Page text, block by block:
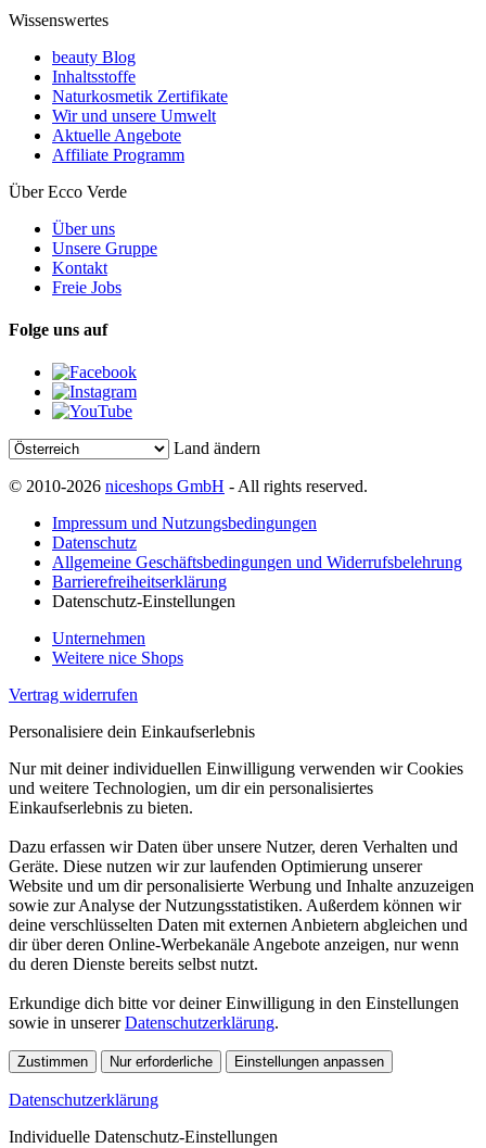
Wissenswertes
beauty Blog
Inhaltsstoffe
Naturkosmetik Zertifikate
Wir und unsere Umwelt
Aktuelle Angebote
Affiliate Programm
Über Ecco Verde
Über uns
Unsere Gruppe
Kontakt
Freie Jobs
Folge uns auf
Land ändern
© 2010-2026 niceshops GmbH - All rights reserved.
Impressum und Nutzungsbedingungen
Datenschutz
Allgemeine Geschäftsbedingungen und Widerrufsbelehrung
Barrierefreiheitserklärung
Datenschutz-Einstellungen
Unternehmen
Weitere nice Shops
Vertrag widerrufen
Personalisiere dein Einkaufserlebnis
Nur mit deiner individuellen Einwilligung verwenden wir Cookies
und weitere Technologien, um dir ein personalisiertes
Einkaufserlebnis zu bieten.
Dazu erfassen wir Daten über unsere Nutzer, deren Verhalten und
Geräte. Diese nutzen wir zur laufenden Optimierung unserer
Website und um dir personalisierte Werbung und Inhalte anzuzeigen
sowie zur Analyse der Nutzungsstatistiken. Außerdem können wir
deine verschlüsselten Daten mit externen Anbietern abgleichen und
dir über deren Online-Werbekanäle Angebote anzeigen, nur wenn
du deren Dienste bereits selbst nutzt.
Erkundige dich bitte vor deiner Einwilligung in den Einstellungen
sowie in unsererDatenschutzerklärung.
Zustimmen Nur erforderliche Einstellungen anpassen
Datenschutzerklärung
Individuelle Datenschutz-Einstellungen